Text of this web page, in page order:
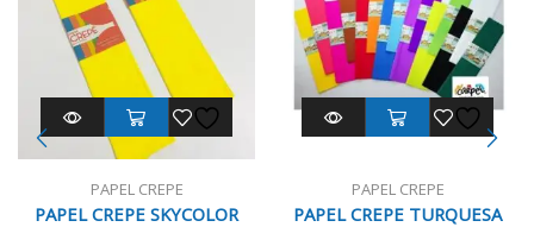
PAPEL CREPE
PAPEL CREPE SKYCOLOR
PAPEL CREPE
PAPEL CREPE TURQUESA